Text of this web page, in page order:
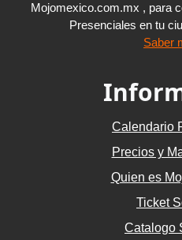
Mojomexico.com.mx , para
Presenciales en tu
Saber
Calendario
Precios y
Quien es
Ticket
Catalogo